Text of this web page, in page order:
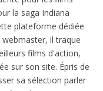
la saga Indiana
plateforme dédiée
il traque
films d'action,
sur son site. Épris de
sa sélection parler